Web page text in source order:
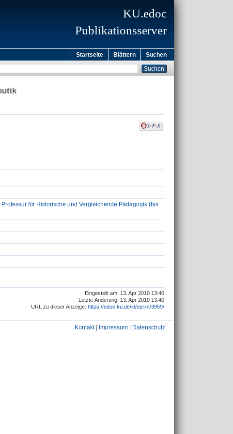
KU.edoc
Publikationsserver
Startseite Blättern Suchen
für Historische und Vergleichende Pädagogik (bis
Eingestellt am: 13. Apr 2010 13:40
Letzte Änderung: 13. Apr 2010 13:40
URL zu dieser Anzeige: https://edoc.ku.de/id/eprint/3959/
Kontakt| Impressum Datenschutz